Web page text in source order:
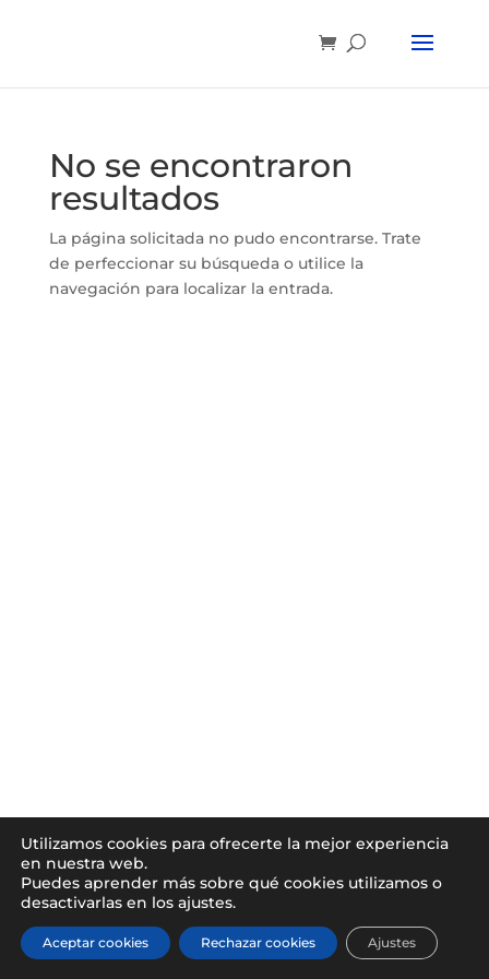
No se encontraron
resultados
La página solicitada no pudo encontrarse. Trate
de perfeccionar su búsqueda o utilice la
navegación para localizar la entrada.
Utilizamos cookies para ofrecerte la mejor experiencia
en nuestra web.
Puedes aprender más sobre qué cookies utilizamos o
desactivarlas en los ajustes.
Aceptar cookies Rechazar cookies Ajustes